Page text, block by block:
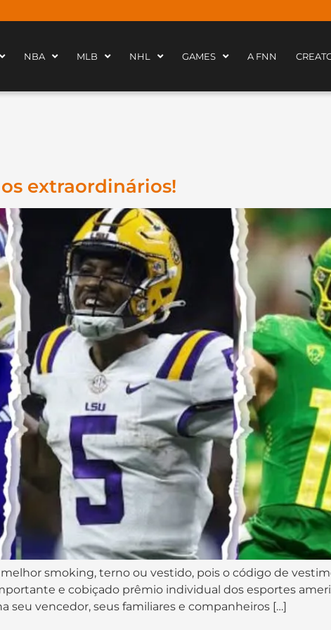
NBA MLB NHL GAMES A FNN
extraordinários!
melhor smoking, terno ou vestido, pois o código de
e cobiçado prêmio individual dos esportes
seu vencedor, seus familiares e companheiros […]